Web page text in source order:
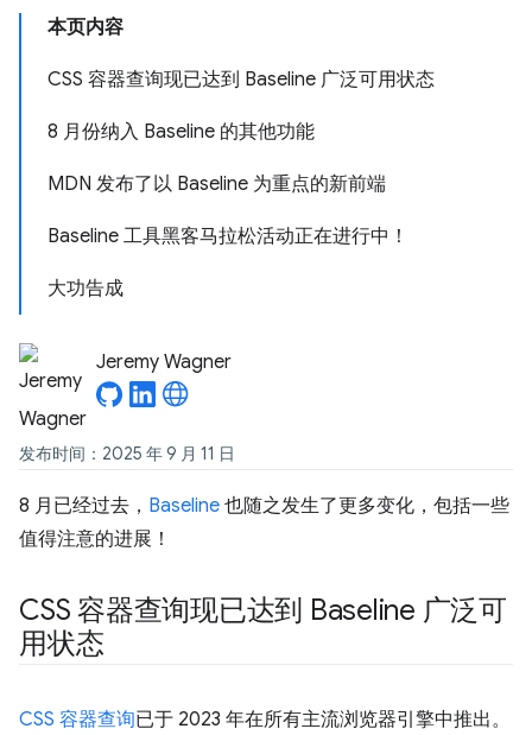
本页内容
CSS 容器查询现已达到 Baseline 广泛可用状态
8 月份纳入 Baseline 的其他功能
MDN 发布了以 Baseline 为重点的新前端
Baseline 工具黑客马拉松活动正在进行中！
大功告成
Jeremy Wagner
发布时间：2025 年 9 月 11 日
8 月已经过去， Baseline 也随之发生了更多变化，包括一些
值得注意的进展！
CSS 容器查询现已达到 Baseline 广泛可
用状态
CSS 容器查询已于 2023 年在所有主流浏览器引擎中推出。